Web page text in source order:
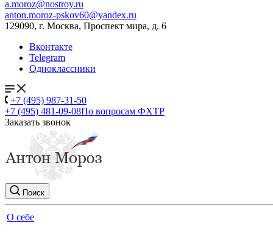
a.moroz@nostroy.ru
anton.moroz-pskov60@yandex.ru
129090, г. Москва, Проспект мира, д. 6
Вконтакте
Telegram
Одноклассники
+7 (495) 987-31-50
+7 (495) 481-09-08По вопросам ФХТР
Заказать звонок
Поиск
О себе